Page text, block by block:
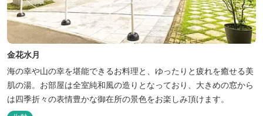
金花水月
海の幸や山の幸を堪能できるお料理と、ゆったりと疲れを癒せる美
肌の湯。お部屋は全室純和風の造りとなっており、大きめの窓から
は四季折々の表情豊かな御在所の景色をお楽しみ頂けます。